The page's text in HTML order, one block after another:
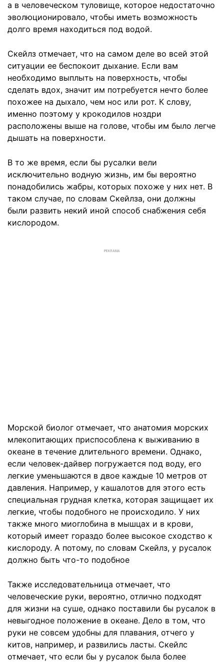
а в человеческом туловище, которое недостаточно
эволюционировало, чтобы иметь возможность
долго время находиться под водой.
Скейлз отмечает, что на самом деле во всей этой
ситуации ее беспокоит дыхание. Если вам
необходимо выплыть на поверхность, чтобы
сделать вдох, значит им потребуется нечто более
похожее на дыхало, чем нос или рот. К слову,
именно поэтому у крокодилов ноздри
расположены выше на голове, чтобы им было легче
дышать на поверхности.
В то же время, если бы русалки вели
исключительно водную жизнь, им бы вероятно
понадобились жабры, которых похоже у них нет. В
таком случае, по словам Скейлза, они должны
были развить некий иной способ снабжения себя
кислородом.
РЕКЛАМА
Морской биолог отмечает, что анатомия морских
млекопитающих приспособлена к выживанию в
океане в течение длительного времени. Однако,
если человек-дайвер погружается под воду, его
легкие уменьшаются в двое каждые 10 метров от
давления. Например, у кашалотов для этого есть
специальная грудная клетка, которая защищает их
легкие, чтобы подобного не происходило. У них
также много миоглобина в мышцах и в крови,
который имеет гораздо более высокое сходство к
кислороду. А потому, по словам Скейлз, у русалок
должно быть что-то подобное
Также исследовательница отмечает, что
человеческие руки, вероятно, отлично подходят
для жизни на суше, однако поставили бы русалок в
невыгодное положение в океане. Дело в том, что
руки не совсем удобны для плавания, отчего у
китов, например, и развились ласты. Скейлс
отмечает, что если бы у русалок была более